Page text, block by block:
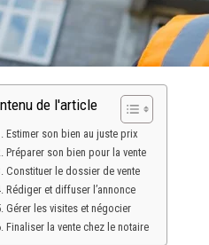
de l'article
Estimer son bien au juste prix
Préparer son bien pour la vente
Constituer le dossier de vente
Rédiger et diffuser l’annonce
Gérer les visites et négocier
Finaliser la vente chez le notaire